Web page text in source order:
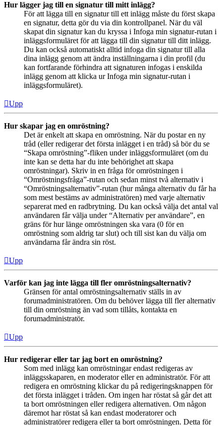
Hur lägger jag till en signatur till mitt inlägg?
För att lägga till en signatur till ett inlägg måste du först skapa
en signatur, detta gör du via din kontrollpanel. När du väl
skapat din signatur kan du kryssa i Infoga min signatur-rutan i
inläggsformuläret för att lägga till din signatur till ditt inlägg.
Du kan också automatiskt alltid infoga din signatur till alla
dina inlägg genom att ändra inställningarna i din profil (du
kan fortfarande förhindra att signaturen infogas i enskilda
inlägg genom att klicka ur Infoga min signatur-rutan i
inläggsformuläret).
Upp
Hur skapar jag en omröstning?
Det är enkelt att skapa en omröstning. När du postar en ny
tråd (eller redigerar det första inlägget i en tråd) så bör du se
“Skapa omröstning”-fliken under inläggsformuläret (om du
inte kan se detta har du inte behörighet att skapa
omröstningar). Skriv in en fråga för omröstningen i
“Omröstningsfråga”-rutan och sedan minst två alternativ i
“Omröstningsalternativ”-rutan (hur många alternativ du får ha
som mest bestäms av administratören) med varje alternativ
separerat med en radbrytning. Du kan också välja det antal val
användaren får välja under “Alternativ per användare”, en
gräns för hur länge omröstningen ska vara (0 för en
omröstning som aldrig tar slut) och till sist kan du välja om
användarna får ändra sin röst.
Upp
Varför kan jag inte lägga till fler omröstningsalternativ?
Gränsen för antal omröstningsalternativ ställs in av
forumadministratören. Om du behöver lägga till fler alternativ
till din omröstning än vad som tillåts, kontakta en
forumadministratör.
Upp
Hur redigerar eller tar jag bort en omröstning?
Som med inlägg kan omröstningar endast redigeras av
inläggsskaparen, en moderator eller en administratör. För att
redigera en omröstning klickar du på redigeringsknappen för
det första inlägget i tråden. Om ingen har röstat så går det att
ta bort omröstningen eller redigera alternativen. Om någon
däremot har röstat så kan endast moderatorer och
administratörer redigera eller ta bort omröstningen. Detta för